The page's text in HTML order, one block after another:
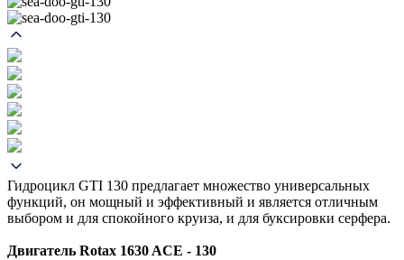
Гидроцикл GTI 130 предлагает множество универсальных
функций, он мощный и эффективный и является отличным
выбором и для спокойного круиза, и для буксировки серфера.
Двигатель Rotax 1630 ACE - 130